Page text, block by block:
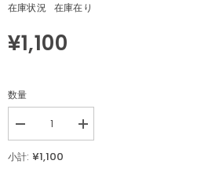
在庫状況 在庫在り
¥1,100
数量
Decrease
quantity
for
Martinex
Increase
quantity
小計: ¥1,100